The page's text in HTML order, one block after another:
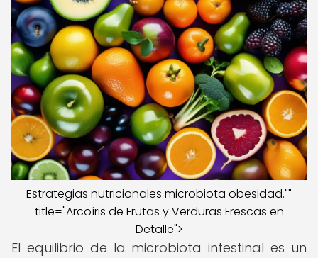
Estrategias nutricionales microbiota obesidad.""
title="Arcoíris de Frutas y Verduras Frescas en
Detalle">
El equilibrio de la microbiota intestinal es un